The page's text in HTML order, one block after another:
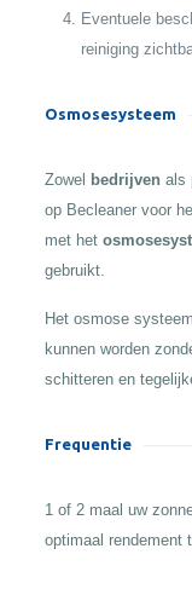
Eventuele
reiniging
Osmosesysteem
Zowel bedrijven als
op Becleaner voor
met het
gebruikt.
Het osmose
kunnen worden
schitteren en
Frequentie
1 of 2 maal uw
optimaal rendement